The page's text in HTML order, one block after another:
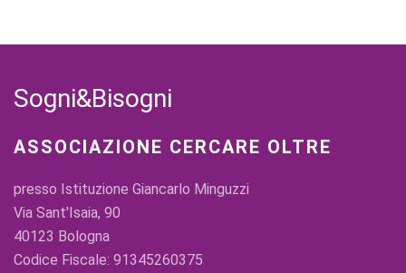
Sogni&Bisogni
ASSOCIAZIONE CERCARE OLTRE
presso Istituzione Giancarlo Minguzzi
Via Sant'Isaia, 90
40123 Bologna
Codice Fiscale: 91345260375